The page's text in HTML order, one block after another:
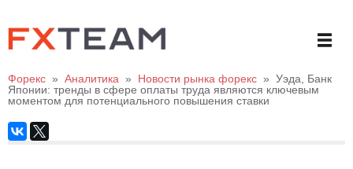
Форекс » Аналитика » Новости рынка форекс » Уэда, Банк
Японии: тренды в сфере оплаты труда являются ключевым
моментом для потенциального повышения ставки